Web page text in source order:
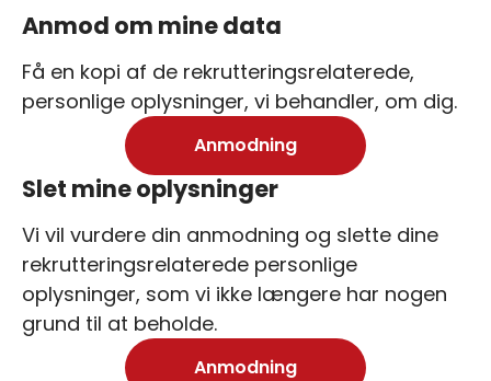
Anmod om mine data
Få en kopi af de rekrutteringsrelaterede,
personlige oplysninger, vi behandler, om dig.
Anmodning
Slet mine oplysninger
Vi vil vurdere din anmodning og slette dine
rekrutteringsrelaterede personlige
oplysninger, som vi ikke længere har nogen
grund til at beholde.
Anmodning